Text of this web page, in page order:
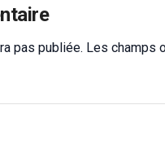
pas publiée. Les champs